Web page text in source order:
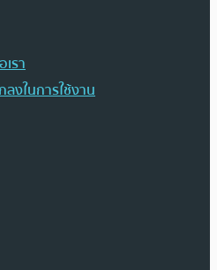
รา
งในการใช้งาน